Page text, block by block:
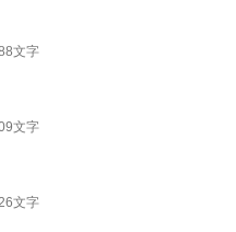
文字
文字
文字